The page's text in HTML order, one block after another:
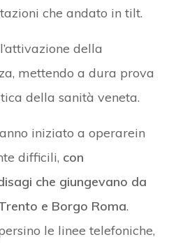
che andato in tilt.
della
mettendo a dura prova
della sanità veneta.
iniziato a operarein
difficili, con
che giungevano da
e Borgo Roma.
le linee telefoniche,